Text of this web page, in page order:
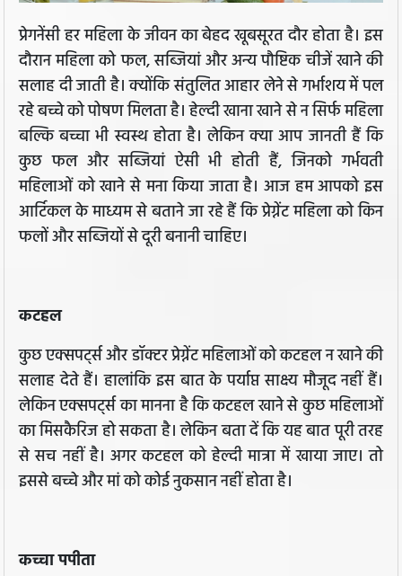
प्रेगनेंसी हर महिला के जीवन का बेहद खूबसूरत दौर होता है। इस
दौरान महिला को फल, सब्जियां और अन्‍य पौष्टिक चीजें खाने की
सलाह दी जाती है। क्योंकि संतुलित आहार लेने से गर्भाशय में पल
रहे बच्चे को पोषण मिलता है। हेल्दी खाना खाने से न सिर्फ महिला
बल्कि बच्चा भी स्वस्थ होता है। लेकिन क्या आप जानती हैं कि
कुछ फल और सब्जियां ऐसी भी होती हैं, जिनको गर्भवती
महिलाओं को खाने से मना किया जाता है। आज हम आपको इस
आर्टिकल के माध्यम से बताने जा रहे हैं कि प्रेग्नेंट महिला को किन
फलों और सब्जियों से दूरी बनानी चाहिए।
कटहल
कुछ एक्सपर्ट्स और डॉक्टर प्रेग्नेंट महिलाओं को कटहल न खाने की
सलाह देते हैं। हालांकि इस बात के पर्याप्त साक्ष्य मौजूद नहीं हैं।
लेकिन एक्सपर्ट्स का मानना है कि कटहल खाने से कुछ महिलाओं
का मिसकैरिज हो सकता है। लेकिन बता दें कि यह बात पूरी तरह
से सच नहीं है। अगर कटहल को हेल्दी मात्रा में खाया जाए। तो
इससे बच्चे और मां को कोई नुकसान नहीं होता है।
कच्चा पपीता